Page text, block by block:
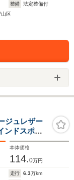
整備
法定整備付
山区
ジュレザー
ドスポッ
ラ サイド
ルエアコ
本体価格
114.0万円
走行 6.3万km